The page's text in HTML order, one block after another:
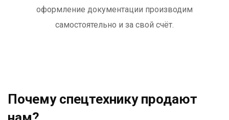
оформление документации производим
самостоятельно и за свой счёт.
Почему спецтехнику продают